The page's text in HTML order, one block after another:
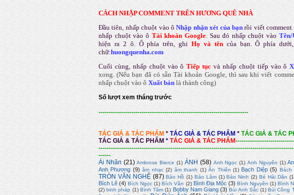
CÁCH NHẬP COMMENT TRÊN HƯƠNG QUÊ NHÀ
Đầu tiên, nhấp chuột vào ô Nhập nhận xét của bạn rồi viết comment.
nhấp chuột vào ô Tài khoản Google. Sau đó nhấp chuột vào Tên/
hiện ra 2 ô. Ô phía trên, ghiHọ và tên của bạn. Ô phía
chữ:huongquenha.com
Cuối cùng, nhấp chuột vào ô Tiếp tục và nhấp chuột tiếp vào ô
xong.(Nếu bạn đã có sẵn Tài khoản Google, thì sau khi viết
nhấp chuột vào ô Xuất bảnlà thành công)
Số lượt xem tháng trước
-------------------------------------------------------------------------
TÁC GIẢ & TÁC PHẨM * TÁC GIẢ & TÁC PHẨM * TÁC GIẢ & TÁC
TÁC GIẢ & TÁC PHẨM * TÁC GIẢ & TÁC PHẨM
------
Ái Nhân (21) Ambrose Bierce (1) ẢNH (58) Anh Ngọc (1) Anh Nguyên (1)
Anh Phương (9) âm nhạc (2) âm thanh (1) Ân Thiên (1) Bạch Diệp (5) Bách
TRÒN VĂN NGHỆ (87) Bảo Hồ (1) Bảo Lâm (1) Bảo Ninh (2) Bé Hải Dân
Bích Lê (4) Bích Ngọc (1) Bích Vân (2) Bình Địa Mộc (3) Bình Nguyên (1) Bình
(2) binh pháp (1) Bình Tâm (1) Bobby Nam Giang (3) Bùi Anh Sắc (1) Bùi Công